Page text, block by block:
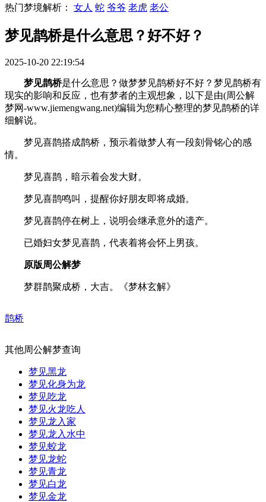
热门梦境解析： 女人 蛇 爷爷 老虎 老公
梦见鹊桥是什么意思？好不好？
2025-10-20 22:19:54
梦见鹊桥是什么意思？做梦梦见鹊桥好不好？梦见鹊桥有
现实的影响和反应，也有梦者的主观想象，以下是由(周公解
梦网-www.jiemengwang.net)编辑为您精心整理的梦见鹊桥的详
细解说。
梦见喜鹊搭成鹊桥，预示着做梦人有一段刻骨铭心的感
情。
梦见喜鹊，暗示着会发大财。
梦见喜鹊鸣叫，提醒你好朋友即将成婚。
梦见喜鹊停在树上，说明会继承意外的遗产。
已婚妇女梦见喜鹊，代表着将会怀上男孩。
原版周公解梦
梦群鹊聚成桥，大吉。《梦林玄解》
鹊桥
其他周公解梦查询
梦见黑龙
梦见化身为龙
梦见吃龙
梦见火龙吃人
梦见龙入家
梦见龙入水中
梦见蛟龙
梦见龙蛇
梦见青龙
梦见白龙
梦见金龙